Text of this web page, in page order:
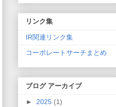
リンク集
IR関連リンク集
コーポレートサーチまとめ
ブログ アーカイブ
► 2025 (1)